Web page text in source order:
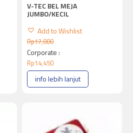
V-TEC BEL MEJA
JUMBO/KECIL
Add to Wishlist
Rp17,000
Corporate :
Rp14,450
info lebih lanjut